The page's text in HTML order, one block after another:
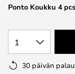
images
Ponto Koukku 4
1
30 päivän